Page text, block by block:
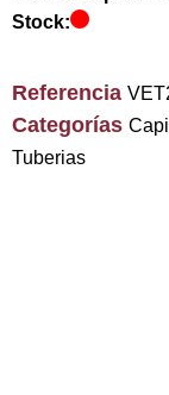
Stock:
Referencia
Categorías
Tuberias